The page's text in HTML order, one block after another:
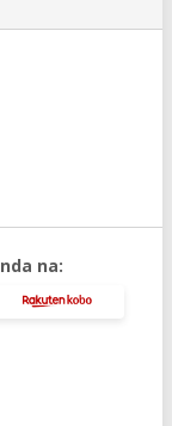
na: